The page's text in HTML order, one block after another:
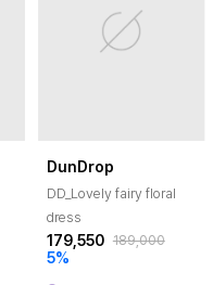
DunDrop
DD_Lovely fairy floral
dress
179,550 189,000
5%